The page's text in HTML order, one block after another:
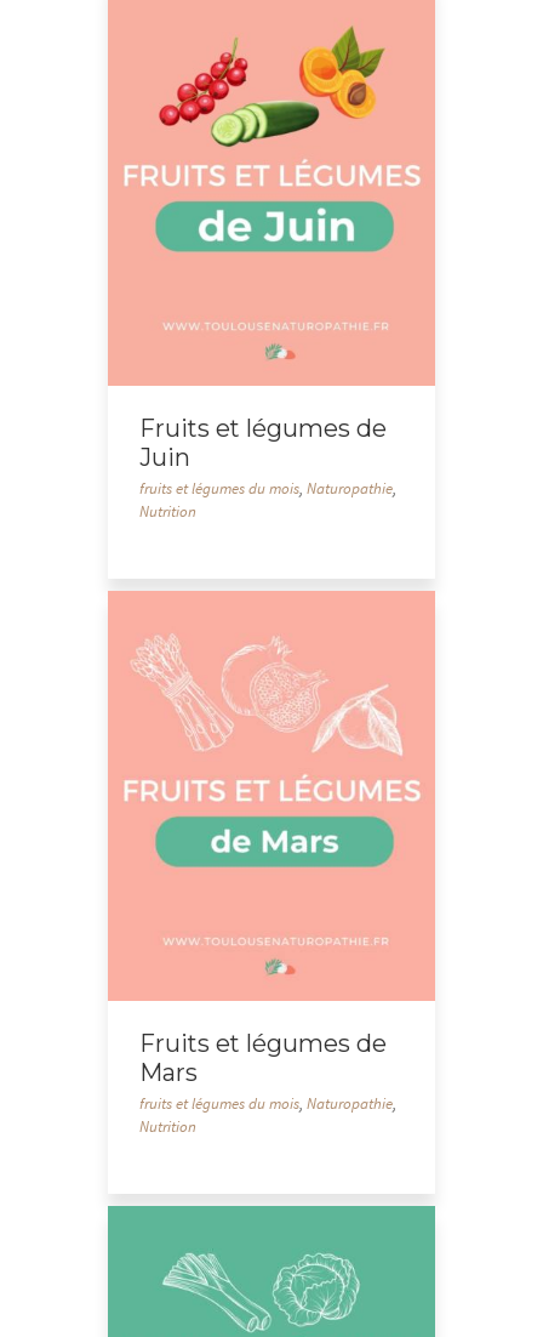
Fruits et légumes de
Juin
fruits et légumes du mois,Naturopathie,
Nutrition
Fruits et légumes de
Mars
fruits et légumes du mois,Naturopathie,
Nutrition